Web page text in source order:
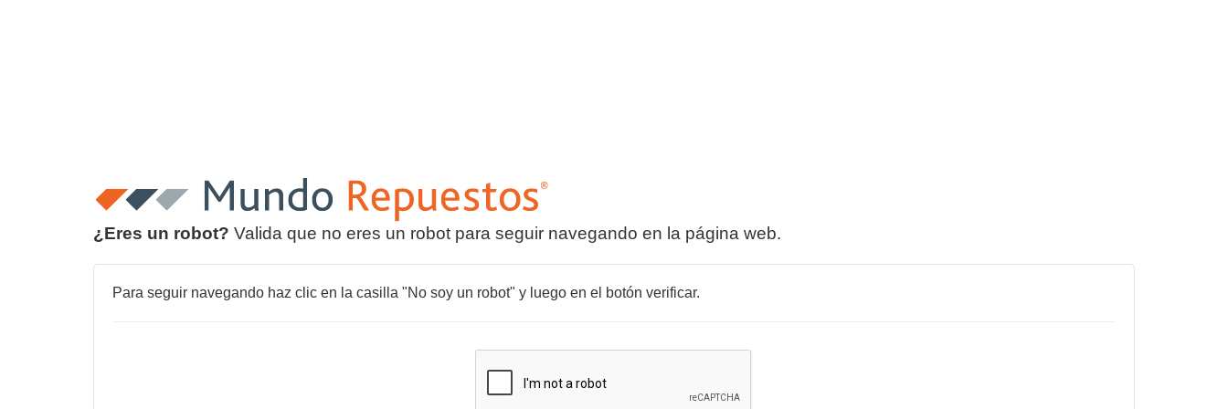
¿Eres un robot? Valida que no eres un robot para seguir navegando en la página web.
Para seguir navegando haz clic en la casilla "No soy un robot" y luego en el botón verificar.